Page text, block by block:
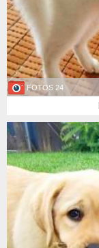
24 FOTOS